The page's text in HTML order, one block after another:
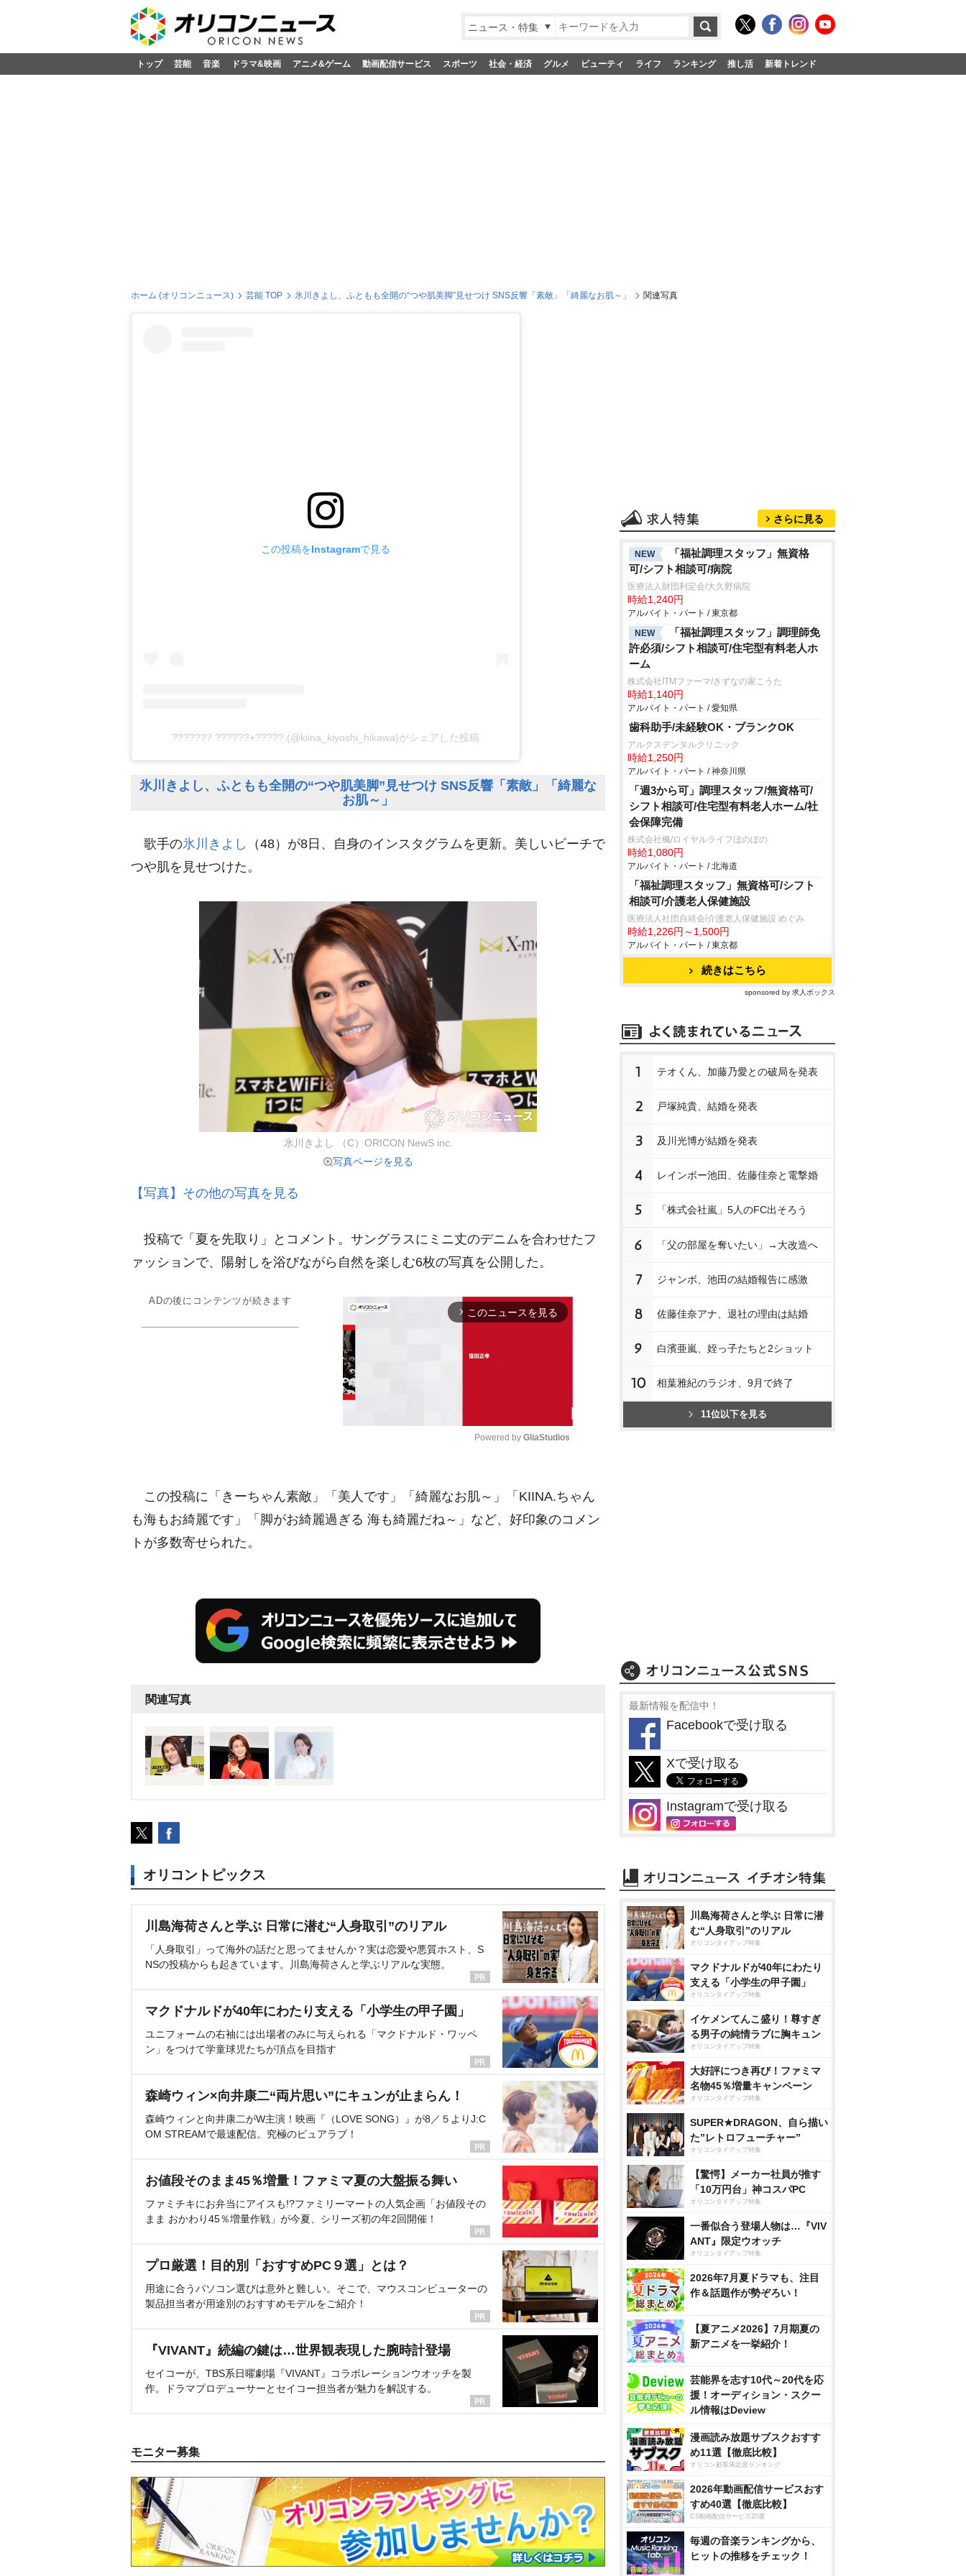
ニュース・特集
トップ 芸能 音楽 ドラマ&映画 アニメ&ゲーム 動画配信サービス スポーツ 社会・経済 グルメ ビューティ ライフ ランキング 推し活 新着トレンド
ホーム (オリコンニュース) 芸能 TOP 氷川きよし、ふともも全開の“つや肌美脚”見せつけ SNS反響「素敵」「綺麗なお肌～」 関連写真
この投稿をInstagramで見る
??????? ??????+?????.(@kiina_kiyoshi_hikawa)がシェアした投稿
氷川きよし、ふともも全開の“つや肌美脚”見せつけ SNS反響「素敵」「綺麗な
お肌～」
歌手の氷川きよし
（48）が8日、自身のインスタグラムを更新。美しいビーチで
つや肌を見せつけた。
氷川きよし （C）ORICON NewS inc.
写真ページを見る
【写真】その他の写真を見る
投稿で「夏を先取り」とコメント。サングラスにミニ丈のデニムを合わせたフ
ァッションで、陽射しを浴びながら自然を楽しむ6枚の写真を公開した。
ADの後にコンテンツが続きます
arrow_forward_ios このニュースを見る
u
t
Powered by GliaStudios
この投稿に「きーちゃん素敵」「美人です」「綺麗なお肌～」「KIINA.ちゃん
も海もお綺麗です」「脚がお綺麗過ぎる 海も綺麗だね～」など、好印象のコメン
トが多数寄せられた。
関連写真
オリコントピックス
川島海荷さんと学ぶ 日常に潜む“人身取引”のリアル
「人身取引」って海外の話だと思ってませんか？実は恋愛や悪質ホスト、S
NSの投稿からも起きています。川島海荷さんと学ぶリアルな実態。
マクドナルドが40年にわたり支える「小学生の甲子園」
ユニフォームの右袖には出場者のみに与えられる「マクドナルド・ワッペ
ン」をつけて学童球児たちが頂点を目指す
森崎ウィン×向井康二“両片思い”にキュンが止まらん！
森崎ウィンと向井康二がW主演！映画『（LOVE SONG）』が8／５よりJ:C
OM STREAMで最速配信。究極のピュアラブ！
お値段そのまま45％増量！ファミマ夏の大盤振る舞い
ファミチキにお弁当にアイスも!?ファミリーマートの人気企画「お値段その
まま おかわり45％増量作戦」が今夏、シリーズ初の年2回開催！
プロ厳選！目的別「おすすめPC９選」とは？
用途に合うパソコン選びは意外と難しい。そこで、マウスコンピューターの
製品担当者が用途別のおすすめモデルをご紹介！
『VIVANT』続編の鍵は…世界観表現した腕時計登場
セイコーが、TBS系日曜劇場『VIVANT』コラボレーションウオッチを製
作。ドラマプロデューサーとセイコー担当者が魅力を解説する。
モニター募集
さらに見る
NEW
「福祉調理スタッフ」無資格
可/シフト相談可/病院
医療法人財団利定会/大久野病院
時給1,240円
アルバイト・パート / 東京都
NEW
「福祉調理スタッフ」調理師免
許必須/シフト相談可/住宅型有料老人ホ
ーム
株式会社ITMファーマ/きずなの家こうた
時給1,140円
アルバイト・パート / 愛知県
歯科助手/未経験OK・ブランクOK
アルクスデンタルクリニック
時給1,250円
アルバイト・パート / 神奈川県
「週3から可」調理スタッフ/無資格可/
シフト相談可/住宅型有料老人ホーム/社
会保障完備
株式会社楓/ロイヤルライフほのぼの
時給1,080円
アルバイト・パート / 北海道
「福祉調理スタッフ」無資格可/シフト
相談可/介護老人保健施設
医療法人社団自靖会/介護老人保健施設 めぐみ
時給1,226円～1,500円
アルバイト・パート / 東京都
続きはこちら
sponsored by 求人ボックス
1 テオくん、加藤乃愛との破局を発表
2 戸塚純貴、結婚を発表
3 及川光博が結婚を発表
4 レインボー池田、佐藤佳奈と電撃婚
5 「株式会社嵐」5人のFC出そろう
6 「父の部屋を奪いたい」→大改造へ
7 ジャンボ、池田の結婚報告に感激
8 佐藤佳奈アナ、退社の理由は結婚
9 白濱亜嵐、姪っ子たちと2ショット
10 相葉雅紀のラジオ、9月で終了
11位以下を見る
最新情報を配信中！
Facebookで受け取る
Xで受け取る
Instagramで受け取る
川島海荷さんと学ぶ 日常に潜
む“人身取引”のリアル
オリコンタイアップ特集
マクドナルドが40年にわたり
支える「小学生の甲子園」
オリコンタイアップ特集
イケメンてんこ盛り！尊すぎ
る男子の純情ラブに胸キュン
オリコンタイアップ特集
大好評につき再び！ファミマ
名物45％増量キャンペーン
オリコンタイアップ特集
SUPER★DRAGON、自ら描い
た”レトロフューチャー”
オリコンタイアップ特集
【驚愕】メーカー社員が推す
「10万円台」神コスパPC
オリコンタイアップ特集
一番似合う登場人物は…『VIV
ANT』限定ウオッチ
オリコンタイアップ特集
2026年7月夏ドラマも、注目
作＆話題作が勢ぞろい！
【夏アニメ2026】7月期夏の
新アニメを一挙紹介！
芸能界を志す10代～20代を応
援！オーディション・スクー
ル情報はDeview
漫画読み放題サブスクおすす
め11選【徹底比較】
オリコン顧客満足度ランキング
2026年動画配信サービスおす
すめ40選【徹底比較】
CS動画配信サービス20選
毎週の音楽ランキングから、
ヒットの推移をチェック！